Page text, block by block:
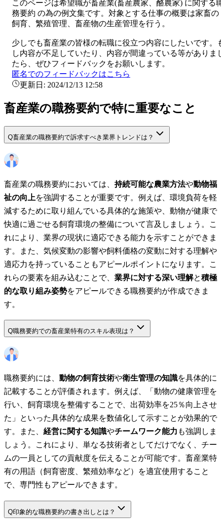
このページは希望職が畜産業(畜産農家、酪農家) に関する
務要約 の為の例文集です。対象とする仕事の概要は家畜の
飼育、繁殖管理、畜産物の生産管理を行う。
少しでも畜産業の皆様の転職に役立つ内容にしたいです。
し内容が不足していたり、内容が間違っている等がありま
たら、ぜひフィードバックをお願いします。
匿名でのフィードバックはこちら
更新日: 2024/12/13 12:58
畜産業の職務要約で特に重要なこと
Q畜産業の職務要約で訴求すべき業界トレンドは？
畜産業の職務要約においては、 持続可能な農業方法や動物福
祉の向上を強調することが重要です。例えば、環境負荷を軽
減するために取り組んでいる具体的な施策や、動物が健康で
快適に過ごせる飼育環境の整備について言及しましょう。こ
れにより、業界の現状に適応できる能力を示すことができま
す。また、気候変動の影響や飼料価格の変動に対する理解や
適応力を持っていることもアピールポイントになります。こ
れらの要素を組み込むことで、 業界に対する深い理解と積極
的な取り組み姿勢をアピールできる職務要約が作成できま
す。
Q職務要約での畜産業特有のスキル表現は？
職務要約には、 動物の飼育技術や衛生管理の知識を具体的に
記載することが評価されます。例えば、「動物の健康管理を
行い、飼育環境を整備することで、出荷効率を25％向上させ
た」といった具体的な成果を数値化して示すことが効果的で
す。また、 経営に関する知識やチームワーク能力 も強調しま
しょう。これにより、単なる技術者としてだけでなく、チー
ムの一員としての貢献度を伝えることが可能です。畜産業特
有の用語（飼育密度、繁殖効率など）を適宜使用すること
で、専門性もアピールできます。
Q印象的な職務要約の書き出しとは？